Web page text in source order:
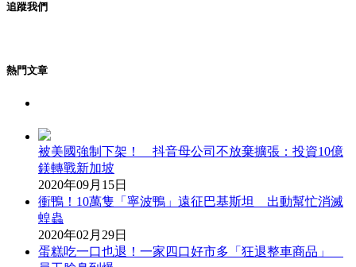
追蹤我們
熱門文章
被美國強制下架！ 抖音母公司不放棄擴張：投資10億
鎂轉戰新加坡
2020年09月15日
衝鴨！10萬隻「寧波鴨」遠征巴基斯坦 出動幫忙消滅
蝗蟲
2020年02月29日
蛋糕吃一口也退！一家四口好市多「狂退整車商品」